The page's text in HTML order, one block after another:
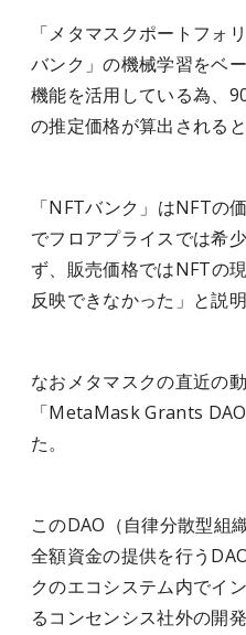
「メタマスクポートフォ
バンク」の機械学習をベ
機能を活用している為、
の推定価格が算出されると
「NFTバンク」はNFTの
でフロアプライスでは希
ず、販売価格ではNFTの
反映できなかった」と説明
なおメタマスクの直近の
「MetaMask Grants
た。
このDAO（自律分散型組
全額資金の提供を行う
クのエコシステム内でイ
るコンセンシス社外の開